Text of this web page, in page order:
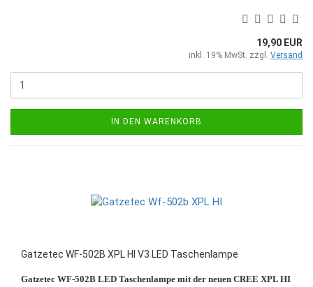
19,90 EUR
inkl. 19% MwSt. zzgl. Versand
IN DEN WARENKORB
Gatzetec WF-502B XPL HI V3 LED Taschenlampe
Gatzetec WF-502B LED Taschenlampe mit der neuen CREE XPL HI